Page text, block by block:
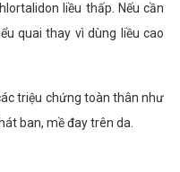
liều thấp. Nếu cần
quai thay vì dùng liều cao
triệu chứng toàn thân như
ban, mề đay trên da.